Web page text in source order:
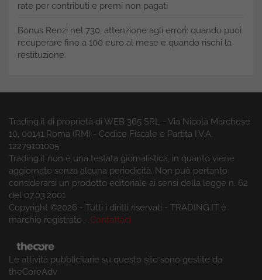
rate per contributi e premi non pagati
Bonus Renzi nel 730, attenzione agli errori: quando puoi
recuperare fino a 100 euro al mese e quando rischi la
restituzione
Trading.it di proprietà di WEB 365 SRL - Via Nicola Marchese
10, 00141 Roma (RM) - Codice Fiscale e Partita I.V.A.
12279101005
Trading.it non è una testata giornalistica, in quanto viene
aggiornato senza alcuna periodicità. Non può pertanto
considerarsi un prodotto editoriale ai sensi della legge n. 62
del 07.03.2001
Copyright ©2026 - Tutti i diritti riservati - TRADING.IT è
marchio registrato - Contattaci
Le attività pubblicitarie su questo sito sono gestite da
theCoreAdv